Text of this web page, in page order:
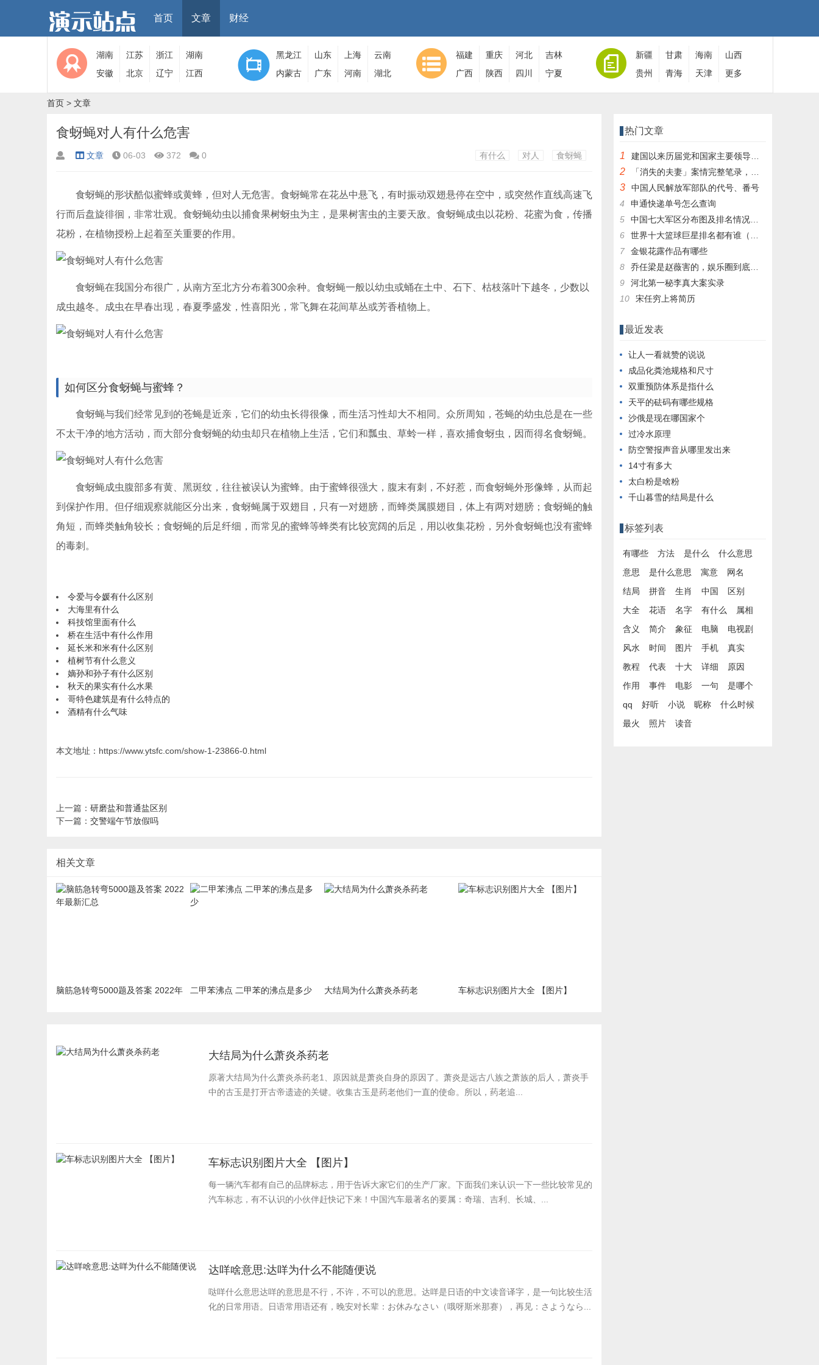
首页 文章 财经
湖南 江苏 浙江
湖南
安徽
北京 辽宁 江西
黑龙江 山东 上海
云南
内蒙古
广东 河南 湖北
福建 重庆 河北
吉林
广西
陕西 四川 宁夏
新疆 甘肃 海南
山西
贵州
青海 天津 更多
首页 > 文章
食蚜蝇对人有什么危害
文章 06-03 372 0 有什么 对人 食蚜蝇
食蚜蝇的形状酷似蜜蜂或黄蜂，但对人无危害。食蚜蝇常在花丛中悬飞，有时振动双翅悬停在空中，或突然作直线高速飞
行而后盘旋徘徊，非常壮观。食蚜蝇幼虫以捕食果树蚜虫为主，是果树害虫的主要天敌。食蚜蝇成虫以花粉、花蜜为食，传播
花粉，在植物授粉上起着至关重要的作用。
食蚜蝇在我国分布很广，从南方至北方分布着300余种。食蚜蝇一般以幼虫或蛹在土中、石下、枯枝落叶下越冬，少数以
成虫越冬。成虫在早春出现，春夏季盛发，性喜阳光，常飞舞在花间草丛或芳香植物上。
如何区分食蚜蝇与蜜蜂？
食蚜蝇与我们经常见到的苍蝇是近亲，它们的幼虫长得很像，而生活习性却大不相同。众所周知，苍蝇的幼虫总是在一些
不太干净的地方活动，而大部分食蚜蝇的幼虫却只在植物上生活，它们和瓢虫、草蛉一样，喜欢捕食蚜虫，因而得名食蚜蝇。
食蚜蝇成虫腹部多有黄、黑斑纹，往往被误认为蜜蜂。由于蜜蜂很强大，腹末有刺，不好惹，而食蚜蝇外形像蜂，从而起
到保护作用。但仔细观察就能区分出来，食蚜蝇属于双翅目，只有一对翅膀，而蜂类属膜翅目，体上有两对翅膀；食蚜蝇的触
角短，而蜂类触角较长；食蚜蝇的后足纤细，而常见的蜜蜂等蜂类有比较宽阔的后足，用以收集花粉，另外食蚜蝇也没有蜜蜂
的毒刺。
令爱与令媛有什么区别
大海里有什么
科技馆里面有什么
桥在生活中有什么作用
延长米和米有什么区别
植树节有什么意义
嫡孙和孙子有什么区别
秋天的果实有什么水果
哥特色建筑是有什么特点的
酒精有什么气味
本文地址：https://www.ytsfc.com/show-1-23866-0.html
上一篇： 研磨盐和普通盐区别
下一篇： 交警端午节放假吗
相关文章
脑筋急转弯5000题及答案 2022年
二甲苯沸点 二甲苯的沸点是多少 大结局为什么萧炎杀药老 车标志识别图片大全 【图片】
大结局为什么萧炎杀药老
原著大结局为什么萧炎杀药老​1、原因就是萧炎自身的原因了。萧炎是远古八族之萧族的后人，萧炎手
中的古玉是打开古帝遗迹的关键。收集古玉是药老他们一直的使命。所以，药老追...
车标志识别图片大全 【图片】
每一辆汽车都有自己的品牌标志，用于告诉大家它们的生产厂家。下面我们来认识一下一些比较常见的
汽车标志，有不认识的小伙伴赶快记下来！中国汽车最著名的要属：奇瑞、吉利、长城、...
达咩啥意思:达咩为什么不能随便说
哒咩什么意思达咩的意思是不行，不许，不可以的意思。达咩是日语的中文读音译字，是一句比较生活
化的日常用语。日语常用语还有，晚安对长辈：お休みなさい（哦呀斯米那赛），再见：さようなら...
热门文章
1 建国以来历届党和国家主要领导人全名单
2 「消失的夫妻」案情完整笔录，凶手灭绝人性！|杀人狂魔004
3
中国人民解放军部队的代号、番号
4
申通快递单号怎么查询
5
中国七大军区分布图及排名情况详细解读！
6
世界十大篮球巨星排名都有谁（篮球排行榜前十名）
7
金银花露作品有哪些
8
乔任梁是赵薇害的，娱乐圈到底有多乱，昔日往事一件一件都被扒出，你是怎么
9
河北第一秘李真大案实录
10
宋任穷上将简历
最近发表
让人一看就赞的说说
成品化粪池规格和尺寸
双重预防体系是指什么
天平的砝码有哪些规格
沙俄是现在哪国家个
过冷水原理
防空警报声音从哪里发出来
14寸有多大
太白粉是啥粉
千山暮雪的结局是什么
标签列表
有哪些 方法 是什么
什么意思
意思
是什么意思 寓意
网名
结局
拼音 生肖 中国
区别
大全
花语 名字 有什么
属相
含义
简介 象征 电脑
电视剧
风水
时间 图片 手机
真实
教程
代表 十大 详细
原因
作用
事件 电影 一句
是哪个
qq
好听 小说 昵称
什么时候
最火
照片 读音